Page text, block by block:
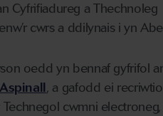
Cyfrifiadureg a Thechnoleg
enw’r cwrs a ddilynais i yn
oedd yn bennaf gyfrifol
Aspinall, a gafodd ei recriwtio
cwmni